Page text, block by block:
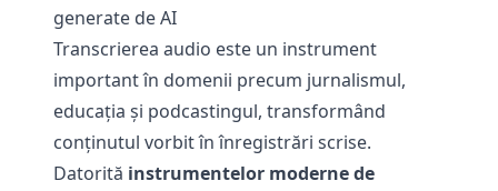
generate de AI
Transcrierea audio este un instrument
important în domenii precum jurnalismul,
educația și podcastingul, transformând
conținutul vorbit în înregistrări scrise.
Datorită instrumentelor moderne de